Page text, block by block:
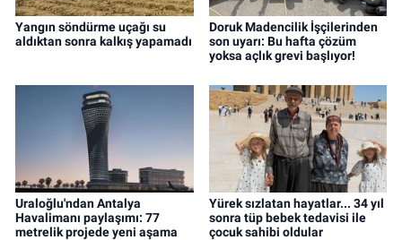
Yangın söndürme uçağı su
aldıktan sonra kalkış yapamadı
Doruk Madencilik İşçilerinden
son uyarı: Bu hafta çözüm
yoksa açlık grevi başlıyor!
Uraloğlu'ndan Antalya
Havalimanı paylaşımı: 77
metrelik projede yeni aşama
Yürek sızlatan hayatlar... 34 yıl
sonra tüp bebek tedavisi ile
çocuk sahibi oldular